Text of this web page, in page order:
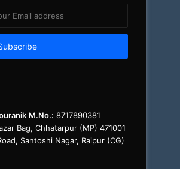
M.No.: 8717890381
Bag, Chhatarpur (MP) 471001
Santoshi Nagar, Raipur (CG)